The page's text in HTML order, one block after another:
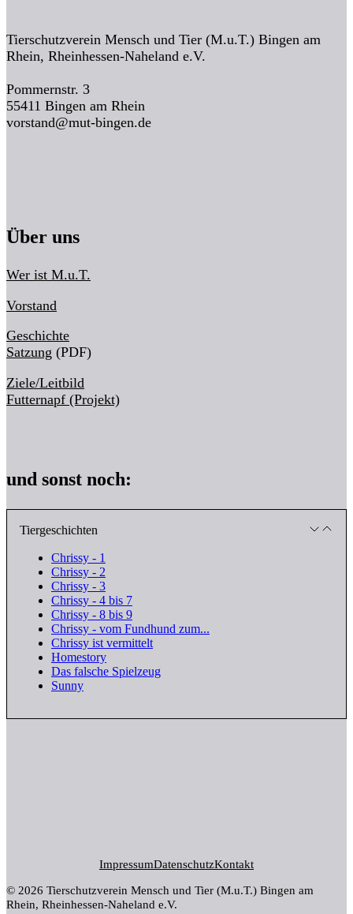
Tierschutzverein Mensch und Tier (M.u.T.) Bingen am
Rhein, Rheinhessen-Naheland e.V.
Pommernstr. 3
55411 Bingen am Rhein
vorstand@mut-bingen.de
Über uns
Wer ist M.u.T.
Vorstand
Geschichte
Satzung (PDF)
Ziele/Leitbild
Futternapf (Projekt)
und sonst noch:
Tiergeschichten
Chrissy - 1
Chrissy - 2
Chrissy - 3
Chrissy - 4 bis 7
Chrissy - 8 bis 9
Chrissy - vom Fundhund zum...
Chrissy ist vermittelt
Homestory
Das falsche Spielzeug
Sunny
© 2026 Tierschutzverein Mensch und Tier (M.u.T.) Bingen am
Rhein, Rheinhessen-Naheland e.V.
ImpressumDatenschutzKontakt